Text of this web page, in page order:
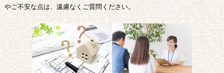
やご不安な点は、遠慮なくご質問ください。